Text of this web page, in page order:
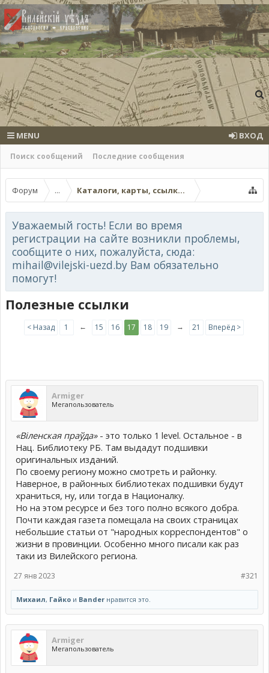
Поиск сообщений Последние сообщения
MENU ВХОД
Форум ... Каталоги, карты, ссылки на другие
Уважаемый гость! Если во время
регистрации на сайте возникли проблемы,
сообщите о них, пожалуйста, сюда:
mihail@vilejski-uezd.by Вам обязательно
помогут!
Полезные ссылки
< Назад 1 ← 15 16 17 18 19 → 21 Вперёд >
Armiger
Мегапользователь
«Віленская праўда»- это только 1 level. Остальное - в
Нац. Библиотеку РБ. Там выдадут подшивки
оригинальных изданий.
По своему региону можно смотреть и районку.
Наверное, в районных библиотеках подшивки будут
храниться, ну, или тогда в Националку.
Но на этом ресурсе и без того полно всякого добра.
Почти каждая газета помещала на своих страницах
небольшие статьи от "народных корреспондентов" о
жизни в провинции. Особенно много писали как раз
таки из Вилейского региона.
#321
27 янв 2023
Михаил, Гайко и Bander нравится это.
Armiger
Мегапользователь